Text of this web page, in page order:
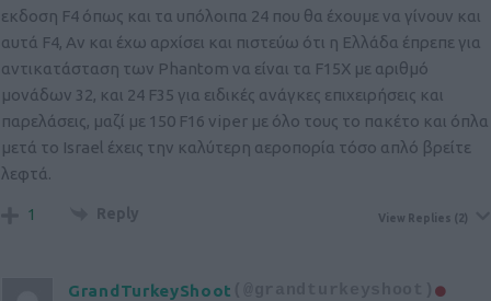
εκδοση F4 όπως και τα υπόλοιπα 24 που θα έχουμε να γίνουν και
αυτά F4, Αν και έχω αρχίσει και πιστεύω ότι η Ελλάδα έπρεπε για
αντικατάσταση των Phantom να είναι τα F15X με αριθμό
μονάδων 32, και 24 F35 για ειδικές ανάγκες επιχειρήσεις και
παρελάσεις, μαζί με 150 F16 viper με όλο τους το πακέτο και όπλα
μετά το Israel έχεις την καλύτερη αεροπορία τόσο απλό βρείτε
λεφτά.
1 Reply View Replies (2)
GrandTurkeyShoot